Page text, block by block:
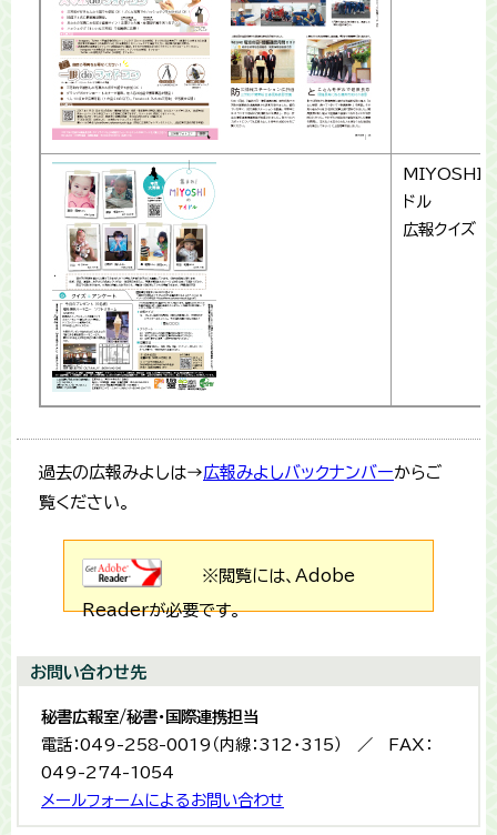
MIYOSHIの
ドル
広報クイズ
過去の広報みよしは→広報みよしバックナンバーからご
覧ください。
※閲覧には、Adobe
Readerが必要です。
お問い合わせ先
秘書広報室/秘書・国際連携担当
電話：049-258-0019（内線：312・315） ／ FAX：
049-274-1054
メールフォームによるお問い合わせ